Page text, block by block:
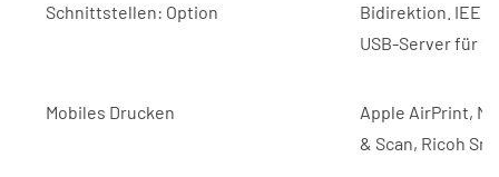
Schnittstellen: Option
Bidirektion. IEEE
USB-Server für
Mobiles Drucken
Apple AirPrint,
& Scan, Ricoh